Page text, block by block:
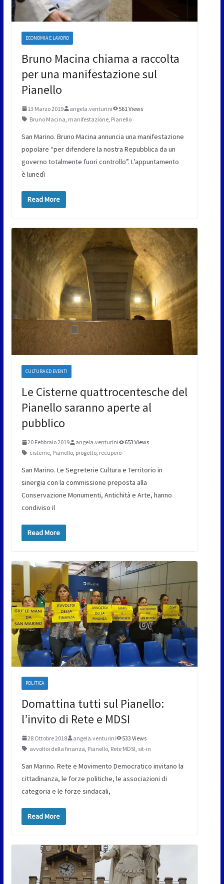
ECONOMIA E LAVORO
Bruno Macina chiama a raccolta
per una manifestazione sul
Pianello
13 Marzo 2019 angela.venturini
561 Views
Bruno Macina manifestazione, Pianello
San Marino. Bruno Macina annuncia una manifestazione
popolare “per difendere la nostra Repubblica da un
governo totalmente fuori controllo”. L’appuntamento
è lunedì
Read More
CULTURA ED EVENTI
Le Cisterne quattrocentesche del
Pianello saranno aperte al
pubblico
20 Febbraio 2019 angela.venturini
653 Views
cisterne, Pianello, progetto, recupero
San Marino. Le Segreterie Cultura e Territorio in
sinergia con la commissione preposta alla
Conservazione Monumenti, Antichità e Arte, hanno
condiviso il
Read More
POLITICA
Domattina tutti sul Pianello:
l’invito di Rete e MDSI
28 Ottobre 2018 angela.venturini
533 Views
avvoltoi della finanza Pianello, Rete MDSI sit-in
San Marino. Rete e Movimento Democratico invitano la
cittadinanza, le forze politiche, le associazioni di
categoria e le forze sindacali,
Read More